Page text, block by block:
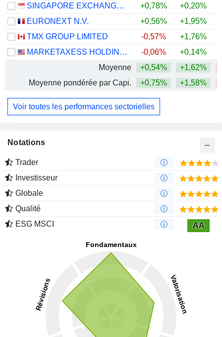
SINGAPORE EXCHANGE LIMITED
+0,78% +0,20%
EURONEXT N.V.
+0,56% +1,95%
TMX GROUP LIMITED
-0,57% +1,76%
MARKETAXESS HOLDINGS INC.
-0,06% +0,14%
Moyenne
+0,54% +1,62%
Moyenne pondérée par Capi.
+0,75% +1,58%
Voir toutes les performances sectorielles
Notations
Trader
Investisseur
Globale
Qualité
ESG MSCI
AA